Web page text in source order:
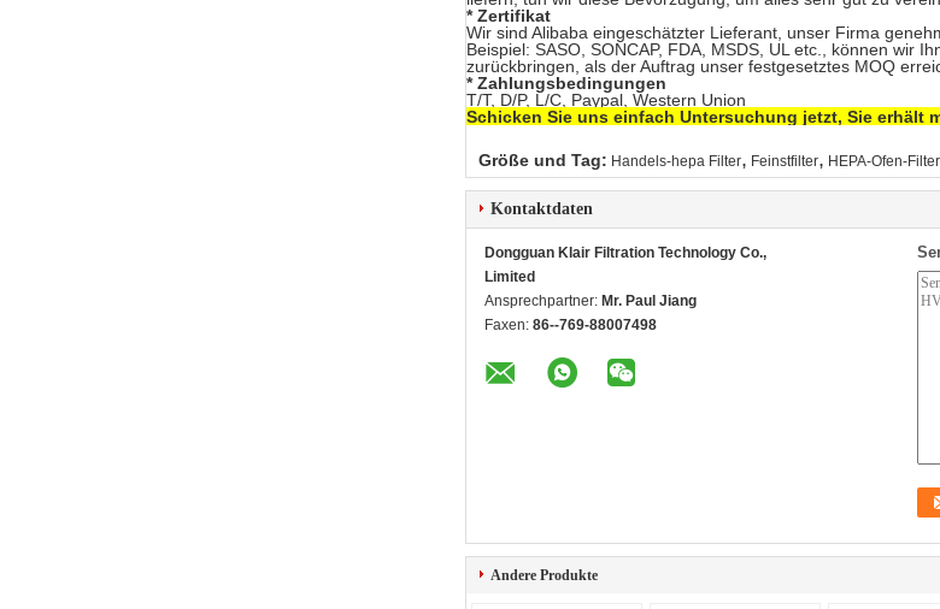
* Zertifikat
Wir sind Alibaba eingeschätzter Lieferant, unser Firma
Beispiel: SASO, SONCAP, FDA, MSDS, UL etc., können wir
zurückbringen, als der Auftrag unser festgesetztes MOQ
* Zahlungsbedingungen
T/T, D/P, L/C, Paypal, Western Union
Schicken Sie uns einfach Untersuchung jetzt, Sie erhält
Größe und Tag: Handels-hepa Filter, Feinstfilter, HEPA-Ofen-Filter
Kontaktdaten
Dongguan Klair Filtration Technology Co.,
Limited
Ansprechpartner: Mr. Paul Jiang
Faxen: 86--769-88007498
Andere Produkte